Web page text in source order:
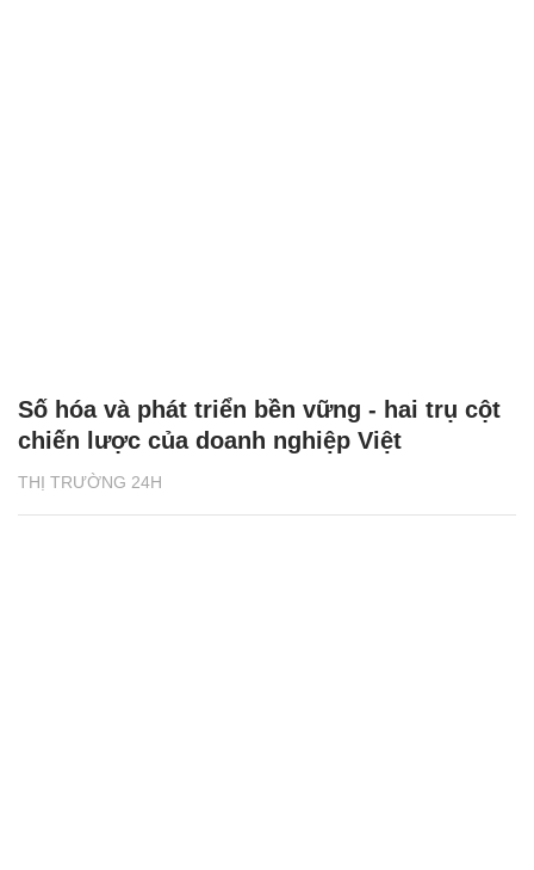
THỊ TRƯỜNG 24H
Số hóa và phát triển bền vững - hai trụ cột
chiến lược của doanh nghiệp Việt